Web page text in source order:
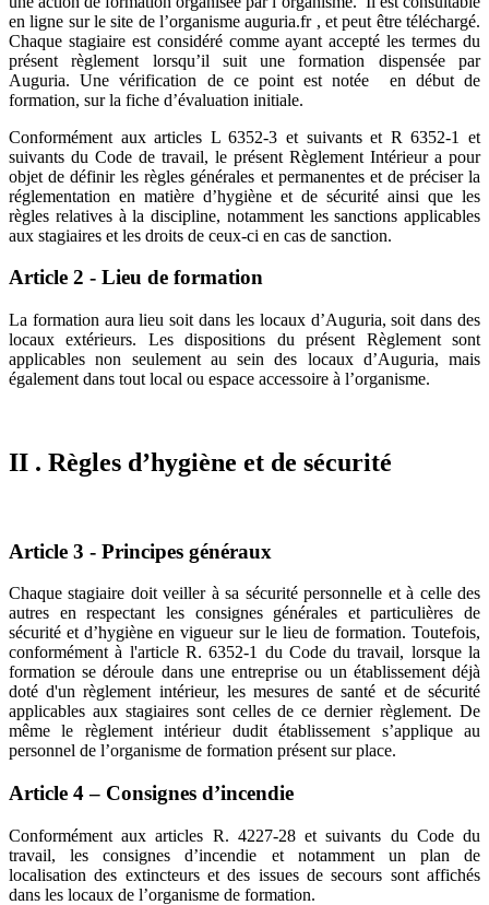
en ligne sur le site de l’organisme auguria.fr , et peut être téléchargé.
Chaque stagiaire est considéré comme ayant accepté les termes du
présent règlement lorsqu’il suit une formation dispensée par
Auguria. Une vérification de ce point est notée en début de
formation, sur la fiche d’évaluation initiale.
Conformément aux articles L 6352-3 et suivants et R 6352-1 et
suivants du Code de travail, le présent Règlement Intérieur a pour
objet de définir les règles générales et permanentes et de préciser la
réglementation en matière d’hygiène et de sécurité ainsi que les
règles relatives à la discipline, notamment les sanctions applicables
aux stagiaires et les droits de ceux-ci en cas de sanction.
Article 2 - Lieu de formation
La formation aura lieu soit dans les locaux d’Auguria, soit dans des
locaux extérieurs. Les dispositions du présent Règlement sont
applicables non seulement au sein des locaux d’Auguria, mais
également dans tout local ou espace accessoire à l’organisme.
II . Règles d’hygiène et de sécurité
Article 3 - Principes généraux
Chaque stagiaire doit veiller à sa sécurité personnelle et à celle des
autres en respectant les consignes générales et particulières de
sécurité et d’hygiène en vigueur sur le lieu de formation. Toutefois,
conformément à l'article R. 6352-1 du Code du travail, lorsque la
formation se déroule dans une entreprise ou un établissement déjà
doté d'un règlement intérieur, les mesures de santé et de sécurité
applicables aux stagiaires sont celles de ce dernier règlement. De
même le règlement intérieur dudit établissement s’applique au
personnel de l’organisme de formation présent sur place.
Article 4 – Consignes d’incendie
Conformément aux articles R. 4227-28 et suivants du Code du
travail, les consignes d’incendie et notamment un plan de
localisation des extincteurs et des issues de secours sont affichés
dans les locaux de l’organisme de formation.